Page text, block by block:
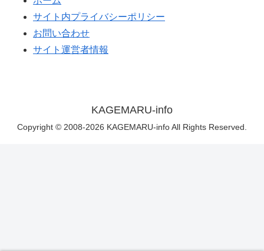
サイト内プライバシーポリシー
お問い合わせ
サイト運営者情報
KAGEMARU-info
Copyright © 2008-2026 KAGEMARU-info All Rights Reserved.